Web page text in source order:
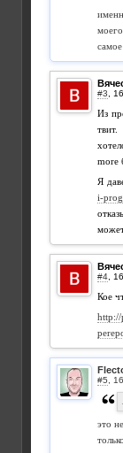
#3
Из
more
Я
i-
#4
Кое
http://
#5
это